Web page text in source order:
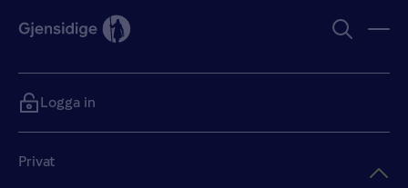
Privat
Logga in